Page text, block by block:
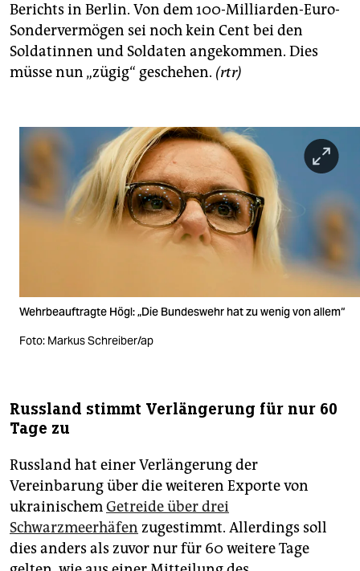
Berichts in Berlin. Von dem 100-Milliarden-Euro-
Sondervermögen sei noch kein Cent bei den
Soldatinnen und Soldaten angekommen. Dies
müsse nun „zügig“ geschehen. (rtr)
Wehrbeauftragte Högl: „Die Bundeswehr hat zu wenig von allem“
Foto: Markus Schreiber/ap
Russland stimmt Verlängerung für nur 60
Tage zu
Russland hat einer Verlängerung der
Vereinbarung über die weiteren Exporte von
ukrainischemGetreide über drei
Schwarzmeerhäfen zugestimmt. Allerdings soll
dies anders als zuvor nur für 60 weitere Tage